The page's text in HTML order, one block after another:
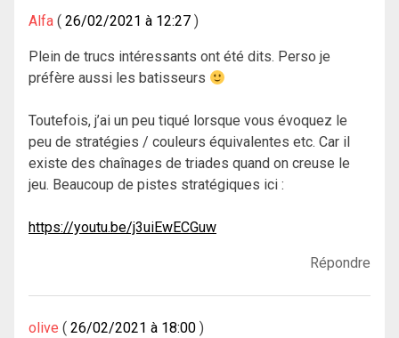
Alfa 26/02/2021 à 12:27
Plein de trucs intéressants ont été dits. Perso je
préfère aussi les batisseurs
Toutefois, j’ai un peu tiqué lorsque vous évoquez le
peu de stratégies / couleurs équivalentes etc. Car il
existe des chaînages de triades quand on creuse le
jeu. Beaucoup de pistes stratégiques ici :
https://youtu.be/j3uiEwECGuw
Répondre
olive 26/02/2021 à 18:00